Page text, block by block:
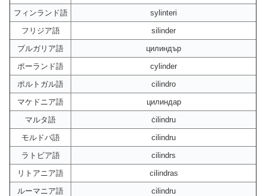
フィンランド語
sylinteri
フリジア語
silinder
ブルガリア語
цилиндър
ポーランド語
cylinder
ポルトガル語
cilindro
マケドニア語
цилиндар
マルタ語
ċilindru
モルドバ語
cilindru
ラトビア語
cilindrs
リトアニア語
cilindras
ルーマニア語
cilindru